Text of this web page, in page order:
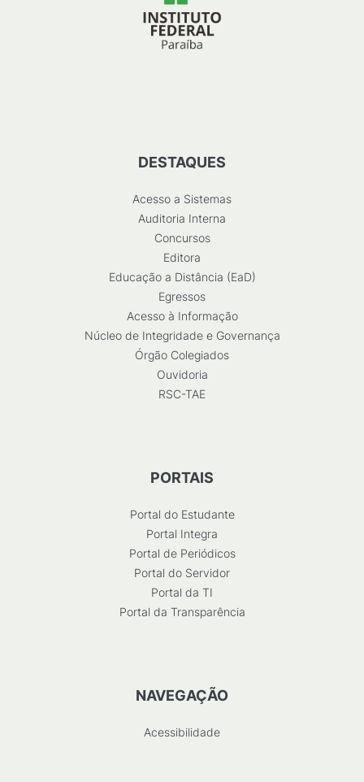
DESTAQUES
Acesso a Sistemas
Auditoria Interna
Concursos
Editora
Educação a Distância (EaD)
Egressos
Acesso à Informação
Núcleo de Integridade e Governança
Órgão Colegiados
Ouvidoria
RSC-TAE
PORTAIS
Portal do Estudante
Portal Integra
Portal de Periódicos
Portal do Servidor
Portal da TI
Portal da Transparência
NAVEGAÇÃO
Acessibilidade